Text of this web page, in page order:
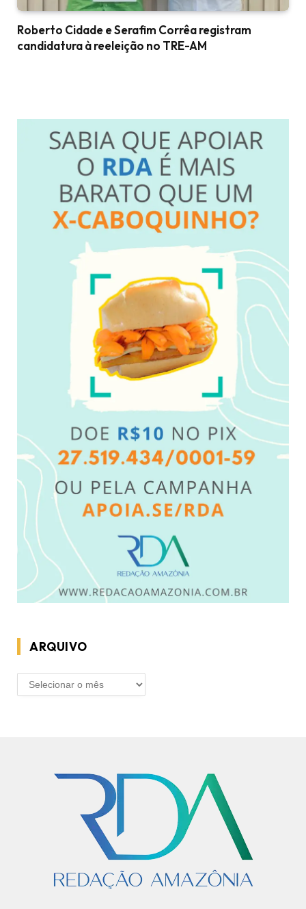
Roberto Cidade e Serafim Corrêa registram
candidatura à reeleição no TRE-AM
ARQUIVO
ARQUIVO